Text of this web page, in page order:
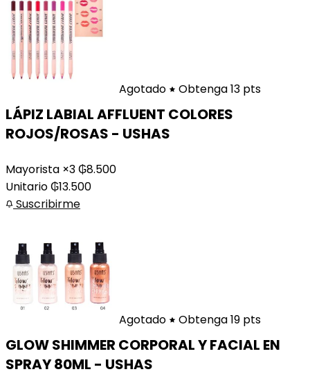
Agotado Obtenga 13 pts
LÁPIZ LABIAL AFFLUENT COLORES
ROJOS/ROSAS - USHAS
Mayorista ×3₲8.500
Unitario₲13.500
Suscribirme
Agotado Obtenga 19 pts
GLOW SHIMMER CORPORAL Y FACIAL EN
SPRAY 80ML - USHAS